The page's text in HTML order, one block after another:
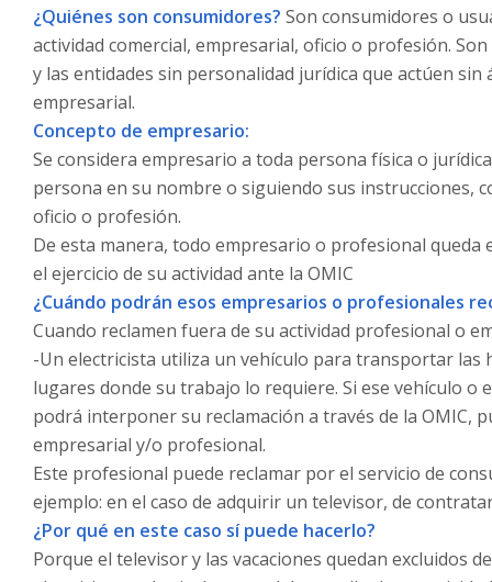
¿Quiénes son consumidores? ­­Son consumidores o
actividad comercial, empresarial, oficio o profesión.
y las entidades sin personalidad jurídica que actúen
empresarial.
Concepto de empresario:
Se considera empresario a toda persona física o
persona en su nombre o siguiendo sus instrucciones,
oficio o profesión.
De esta manera, todo empresario o profesional queda
el ejercicio de su actividad ante la OMIC
¿Cuándo podrán esos empresarios o profesionales
Cuando reclamen fuera de su actividad profesional o
-Un electricista utiliza un vehículo para transportar las
lugares donde su trabajo lo requiere. Si ese vehículo
podrá interponer su reclamación a través de la OMIC,
empresarial y/o profesional.
Este profesional puede reclamar por el servicio de
ejemplo: en el caso de adquirir un televisor, de
¿Por qué en este caso sí puede hacerlo?
Porque el televisor y las vacaciones quedan excluidos